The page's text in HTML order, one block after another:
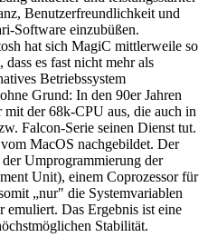
Benutzerfreundlichkeit und
Software einzubüßen.
hat sich MagiC mittlerweile so
es fast nicht mehr als
Betriebssystem
Grund: In den 90er Jahren
der 68k-CPU aus, die auch in
Falcon-Serie seinen Dienst tut.
MacOS nachgebildet. Der
Umprogrammierung der
Unit), einem Coprozessor für
„nur" die Systemvariablen
Das Ergebnis ist eine
Stabilität.